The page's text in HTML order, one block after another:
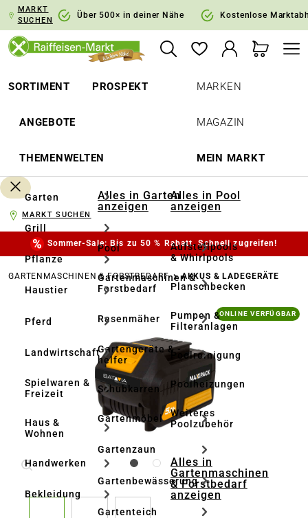
Zur Hauptnavigation springen
MARKT
SUCHEN
Über 500× in deiner Nähe Kostenlose
SORTIMENT PROSPEKT
ANGEBOTE
THEMENWELTEN
MARKEN
MAGAZIN
MEIN MARKT
Garten
Grill
Pflanze
Haustier
Pferd
Landwirtschaft
Spielwaren &
Freizeit
Haus &
Wohnen
Handwerken
Bekleidung
Alles in Garten
anzeigen
Pool
Gartenmaschinen &
Forstbedarf
Rasenmäher
Gartengeräte & -
helfer
Schubkarren
Gartenmöbel
Gartenzaun
Gartenbewässerung
Gartenteich
Alles in Pool
anzeigen
Aufstellpools
& Whirlpools
Planschbecken
Pumpen &
Filteranlagen
Poolreinigung
Poolheizungen
Weiteres
Poolzubehör
Alles in
Gartenmaschinen
& Forstbedarf
anzeigen
MARKT SUCHEN
Sommer-Sale: Bis zu 50 % Rabatt. Schnell zugreifen!
GARTENMASCHINEN & FORSTBEDARF AKKUS & LADEGERÄTE
Bildergalerie überspringen ONLINE VERFÜGBAR